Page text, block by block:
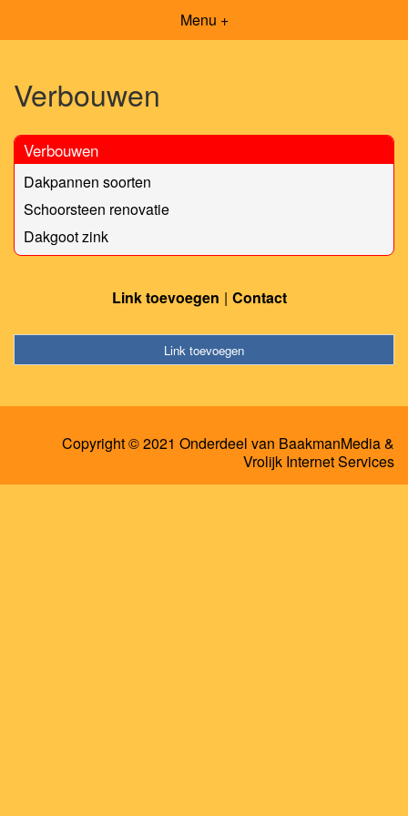
Menu +
Verbouwen
Verbouwen
Dakpannen soorten
Schoorsteen renovatie
Dakgoot zink
Link toevoegen Contact
Link toevoegen
Copyright © 2021 Onderdeel van BaakmanMedia&
Vrolijk Internet Services